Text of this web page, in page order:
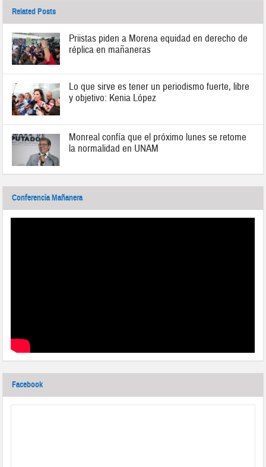
Related Posts
Priistas piden a Morena equidad en derecho de
réplica en mañaneras
Lo que sirve es tener un periodismo fuerte, libre
y objetivo: Kenia López
Monreal confía que el próximo lunes se retome
la normalidad en UNAM
Conferencia Mañanera
Facebook